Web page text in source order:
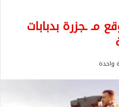
مـ ـجزرة بدبابات
واحدة